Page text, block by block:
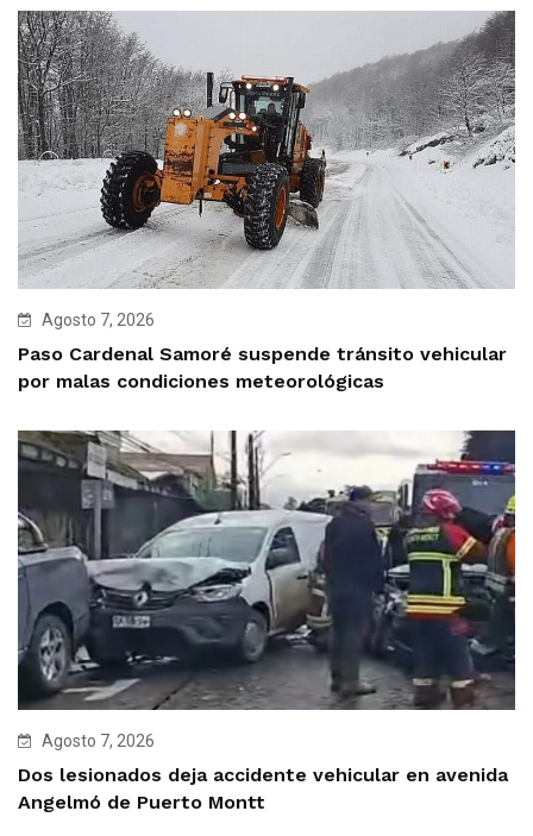
Agosto 7, 2026
Paso Cardenal Samoré suspende tránsito vehicular
por malas condiciones meteorológicas
Agosto 7, 2026
Dos lesionados deja accidente vehicular en avenida
Angelmó de Puerto Montt